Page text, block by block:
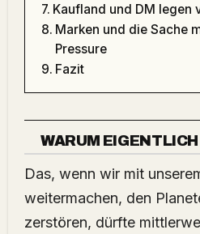
Kaufland und DM legen
Marken und die Sache
Pressure
Fazit
WARUM
Das, wenn wir mit
weitermachen, den
zerstören, dürfte